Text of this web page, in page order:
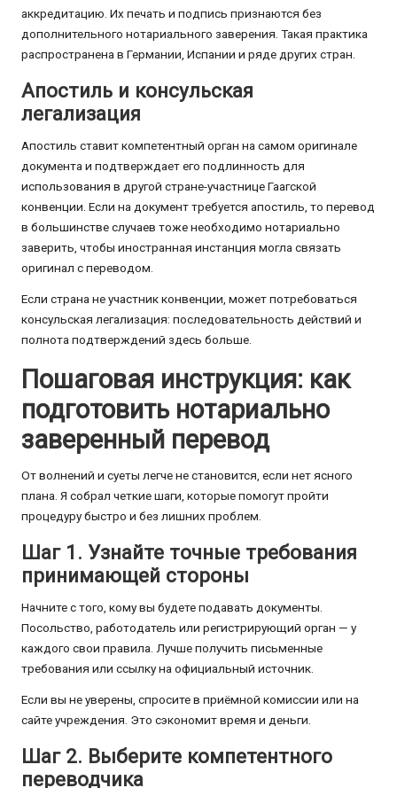
аккредитацию. Их печать и подпись признаются без
дополнительного нотариального заверения. Такая практика
распространена в Германии, Испании и ряде других стран.
Апостиль и консульская
легализация
Апостиль ставит компетентный орган на самом оригинале
документа и подтверждает его подлинность для
использования в другой стране-участнице Гаагской
конвенции. Если на документ требуется апостиль, то перевод
в большинстве случаев тоже необходимо нотариально
заверить, чтобы иностранная инстанция могла связать
оригинал с переводом.
Если страна не участник конвенции, может потребоваться
консульская легализация: последовательность действий и
полнота подтверждений здесь больше.
Пошаговая инструкция: как
подготовить нотариально
заверенный перевод
От волнений и суеты легче не становится, если нет ясного
плана. Я собрал четкие шаги, которые помогут пройти
процедуру быстро и без лишних проблем.
Шаг 1. Узнайте точные требования
принимающей стороны
Начните с того, кому вы будете подавать документы.
Посольство, работодатель или регистрирующий орган — у
каждого свои правила. Лучше получить письменные
требования или ссылку на официальный источник.
Если вы не уверены, спросите в приёмной комиссии или на
сайте учреждения. Это сэкономит время и деньги.
Шаг 2. Выберите компетентного
переводчика